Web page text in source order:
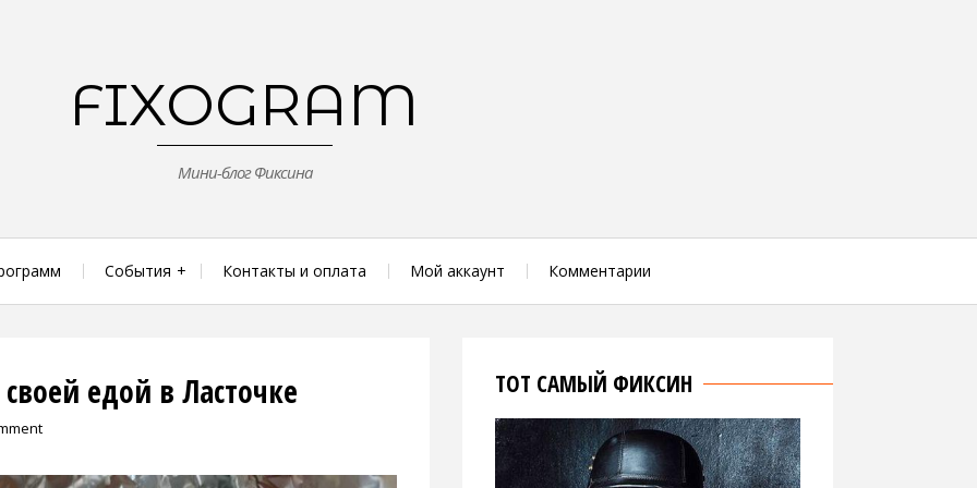
FIXOGRAM
Мини-блог Фиксина
События Контакты и оплата Мой аккаунт Комментарии
едой в Ласточке ТОТ САМЫЙ ФИКСИН